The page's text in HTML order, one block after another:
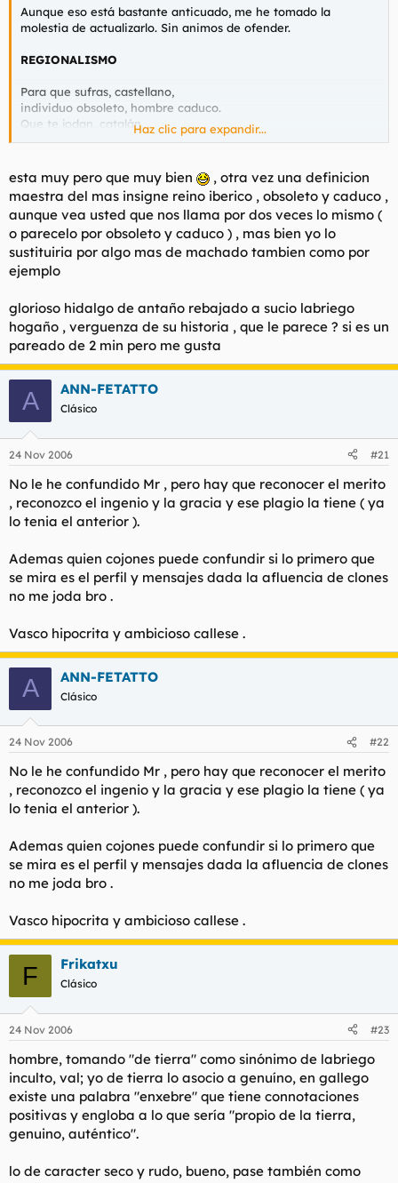
y tu, andaluz, no me he olvidado
de ti, cobarde, perro iracundo.
Yo os desprecio, os maldigo y os odio,
¡Que os jodan!, ¡que os jodan!, ¡que os jodan!
Aunque eso está bastante anticuado, me he tomado la
molestia de actualizarlo. Sin animos de ofender.
REGIONALISMO
Para que sufras, castellano,
individuo obsoleto, hombre caduco.
Que te jodan, catalán,
eres lo que dices odiar,
y tú, manchego retrasado,
ignorante de alma acomplejada;
balear mangante, cuando no palurdo,
isleño pretencioso e inculto;
leonés ¿quien cojones eres tu?;
cateto estéril, hombre insípido;
y tú, navarro que te crees único,
eres tan idiota como el resto;
aragonés, jocoso y grotesco;
levantino, te crees mierda y no llegas
a pedo, aprendiz de catalán;
vasco hipócrita, navarro inacabado,
eres tan engreido como idiota y cretino;
asturiano ingrato y desleal;
gallego excéntrico, no tienes
nada que aportar a la humanidad;
murciano mugriento, vago e incompetente;
extremeño pordiosero y desamparado;
madrileño farolero, eres cursi y petulante;
canario, cántabro, melillita y ceutí,
no merece la pena ni nombraros,
vuestra presencia es innecesaria;
y tu, andaluz, no me he olvidado
Yo os desprecio, os maldigo y os odio,
gentes cobardes de mi tierra.
¡Que os jodan!, ¡que os jodan!, ¡que os jodan!
Haz clic para expandir...
esta muy pero que muy bien
, otra vez una definicion
maestra del mas insigne reino iberico , obsoleto y caduco ,
aunque vea usted que nos llama por dos veces lo mismo (
o parecelo por obsoleto y caduco ) , mas bien yo lo
sustituiria por algo mas de machado tambien como por
ejemplo
glorioso hidalgo de antaño rebajado a sucio labriego
hogaño , verguenza de su historia , que le parece ? si es un
pareado de 2 min pero me gusta
A ANN-FETATTO
Clásico
24 Nov 2006 #21
No le he confundido Mr , pero hay que reconocer el merito
, reconozco el ingenio y la gracia y ese plagio la tiene ( ya
lo tenia el anterior ).
Ademas quien cojones puede confundir si lo primero que
se mira es el perfil y mensajes dada la afluencia de clones
no me joda bro .
Vasco hipocrita y ambicioso callese .
A ANN-FETATTO
Clásico
24 Nov 2006 #22
No le he confundido Mr , pero hay que reconocer el merito
, reconozco el ingenio y la gracia y ese plagio la tiene ( ya
lo tenia el anterior ).
Ademas quien cojones puede confundir si lo primero que
se mira es el perfil y mensajes dada la afluencia de clones
no me joda bro .
Vasco hipocrita y ambicioso callese .
F Frikatxu
Clásico
24 Nov 2006 #23
hombre, tomando "de tierra" como sinónimo de labriego
inculto, val; yo de tierra lo asocio a genuíno, en gallego
existe una palabra "enxebre" que tiene connotaciones
positivas y engloba a lo que sería "propio de la tierra,
genuino, auténtico".
lo de caracter seco y rudo, bueno, pase también como